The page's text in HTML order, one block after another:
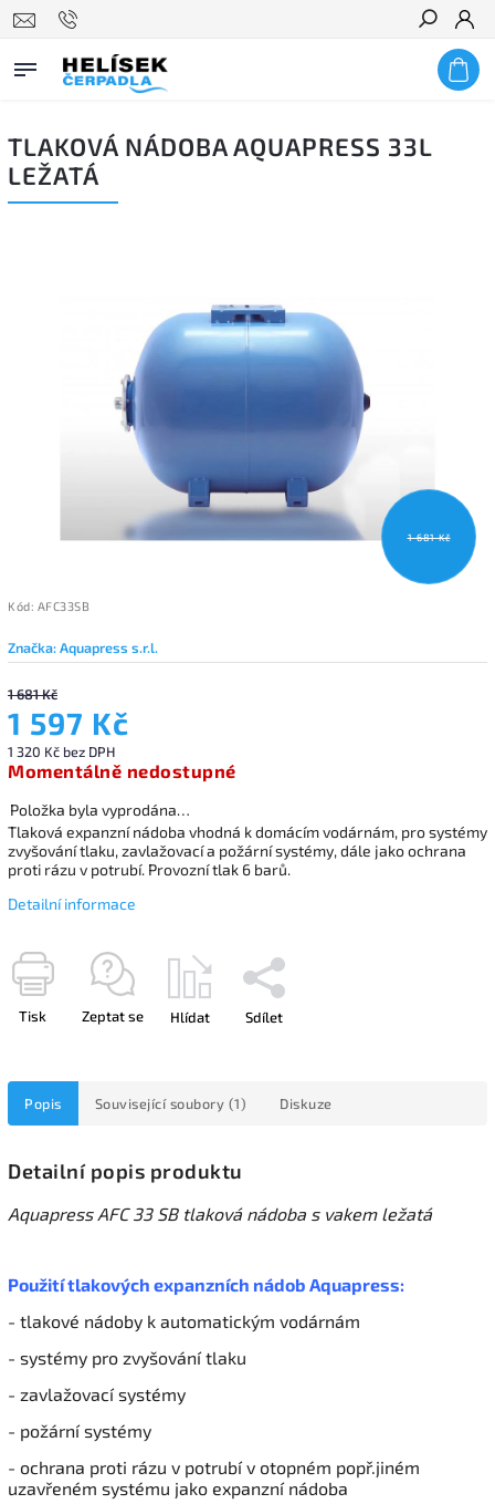
Hledat
TLAKOVÁ NÁDOBA AQUAPRESS 33L
LEŽATÁ
1 681 Kč
Kód: AFC33SB
Značka:Aquapress s.r.l.
1 681 Kč
1 597 Kč
1 320 Kč bez DPH
Momentálně nedostupné
Položka byla vyprodána…
Tlaková expanzní nádoba vhodná k domácím vodárnám, pro systémy
zvyšování tlaku, zavlažovací a požární systémy, dále jako ochrana
proti rázu v potrubí. Provozní tlak 6 barů.
Detailní informace
Tisk Zeptat se Hlídat Sdílet
Popis Související soubory (1) Diskuze
Detailní popis produktu
Aquapress AFC 33 SB tlaková nádoba s vakem ležatá
Použití tlakových expanzních nádob Aquapress:
- tlakové nádoby k automatickým vodárnám
- systémy pro zvyšování tlaku
- zavlažovací systémy
- požární systémy
- ochrana proti rázu v potrubí v otopném popř.jiném
uzavřeném systému jako expanzní nádoba